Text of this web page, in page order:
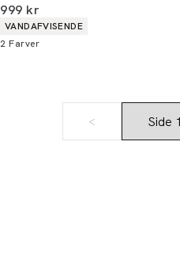
I alt (inkl. rabat)
999 kr
Produkt egenskaber
VANDAFVISENDE
2 Farver